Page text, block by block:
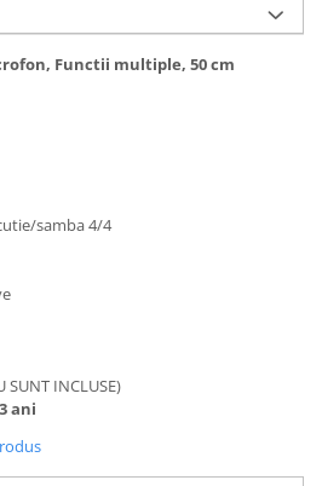
Functii multiple, 50 cm
samba 4/4
INCLUSE)
ani